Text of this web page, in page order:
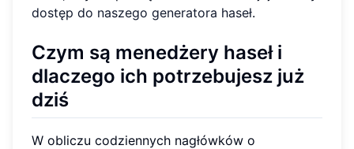
dostęp do naszego generatora haseł.
Czym są menedżery haseł i
dlaczego ich potrzebujesz już
dziś
W obliczu codziennych nagłówków o